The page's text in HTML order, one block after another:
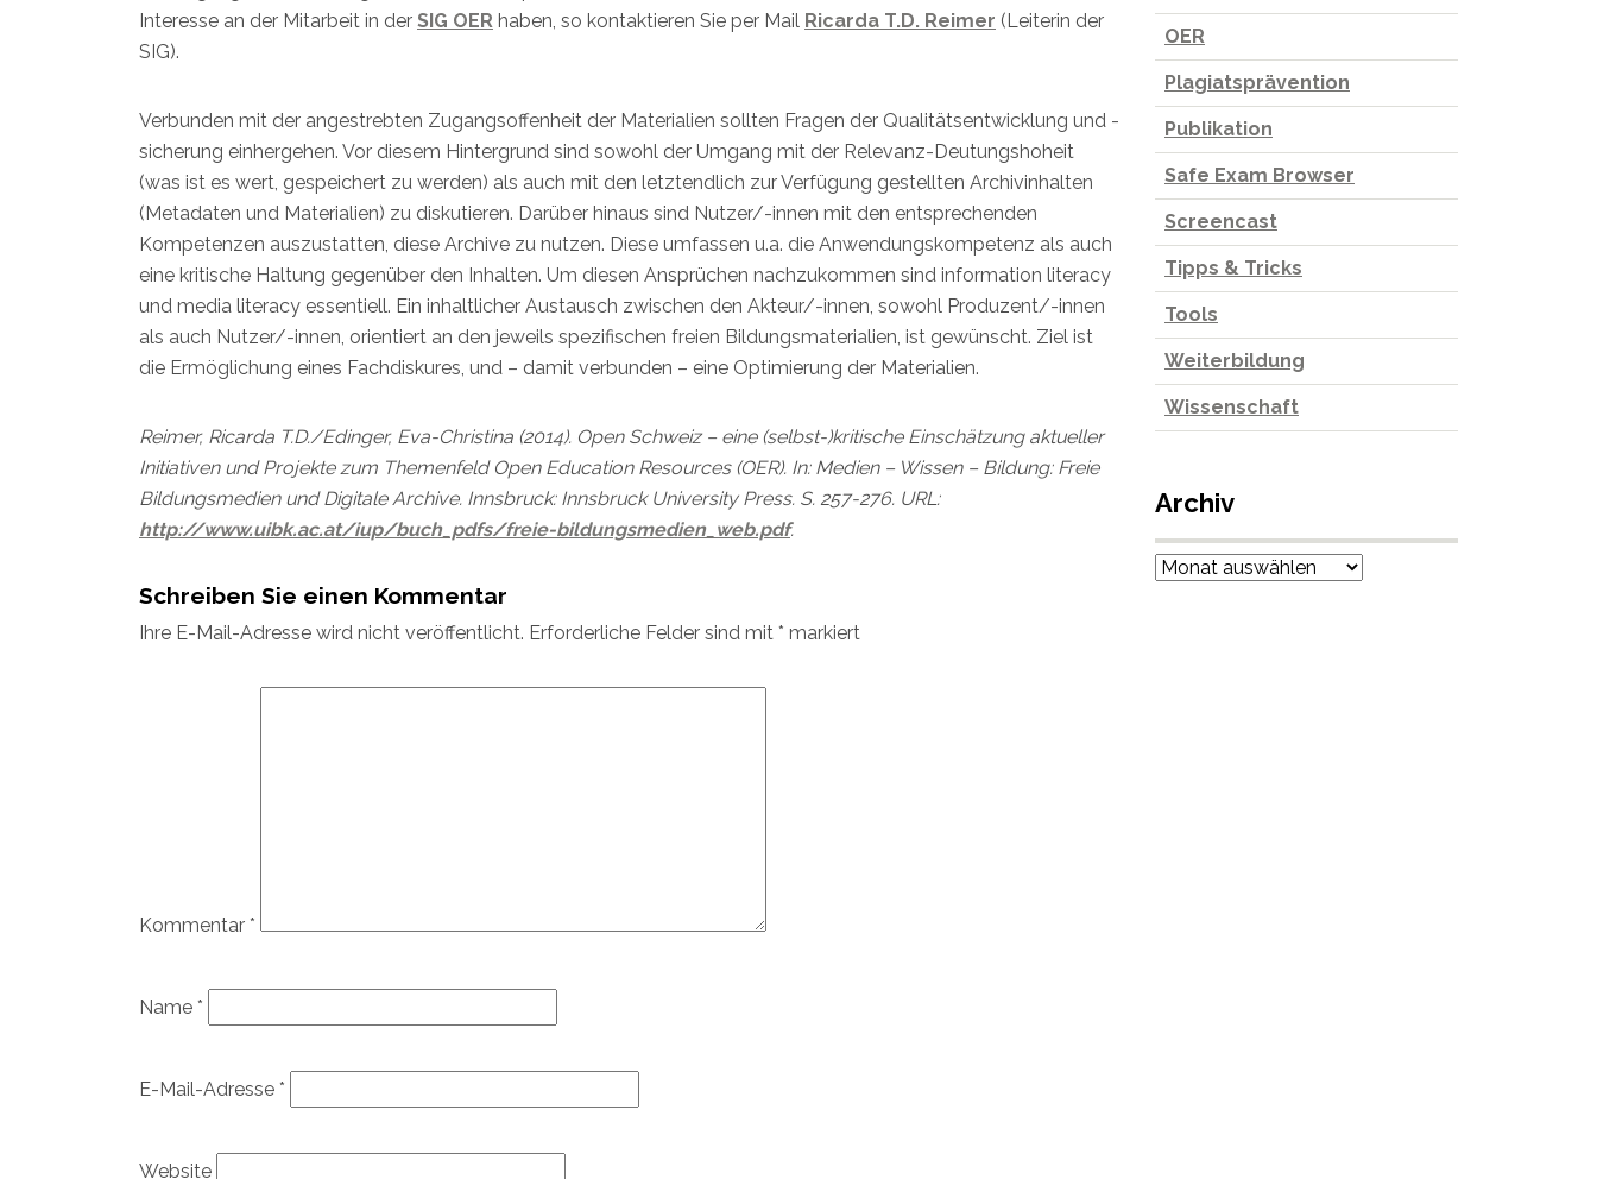
Interesse an der Mitarbeit in der SIG OER haben, so kontaktieren Sie per Mail Ricarda T.D. Reimer (Leiterin der
SIG).
Verbunden mit der angestrebten Zugangsoffenheit der Materialien sollten Fragen der Qualitätsentwicklung und -
sicherung einhergehen. Vor diesem Hintergrund sind sowohl der Umgang mit der Relevanz-Deutungshoheit
(was ist es wert, gespeichert zu werden) als auch mit den letztendlich zur Verfügung gestellten Archivinhalten
(Metadaten und Materialien) zu diskutieren. Darüber hinaus sind Nutzer/-innen mit den entsprechenden
Kompetenzen auszustatten, diese Archive zu nutzen. Diese umfassen u.a. die Anwendungskompetenz als auch
eine kritische Haltung gegenüber den Inhalten. Um diesen Ansprüchen nachzukommen sind information literacy
und media literacy essentiell. Ein inhaltlicher Austausch zwischen den Akteur/-innen, sowohl Produzent/-innen
als auch Nutzer/-innen, orientiert an den jeweils spezifischen freien Bildungsmaterialien, ist gewünscht. Ziel ist
die Ermöglichung eines Fachdiskures, und – damit verbunden – eine Optimierung der Materialien.
Reimer, Ricarda T.D./Edinger, Eva-Christina (2014). Open Schweiz – eine (selbst-)kritische Einschätzung aktueller
Initiativen und Projekte zum Themenfeld Open Education Resources (OER). In: Medien – Wissen – Bildung: Freie
Bildungsmedien und Digitale Archive. Innsbruck: Innsbruck University Press. S. 257-276. URL:
http://www.uibk.ac.at/iup/buch_pdfs/freie-bildungsmedien_web.pdf.
Schreiben Sie einen Kommentar
Ihre E-Mail-Adresse wird nicht veröffentlicht. Erforderliche Felder sind mit * markiert
Kommentar *
Name *
E-Mail-Adresse *
Website
OER
Plagiatsprävention
Publikation
Safe Exam Browser
Screencast
Tipps & Tricks
Tools
Weiterbildung
Wissenschaft
Archiv
Archiv